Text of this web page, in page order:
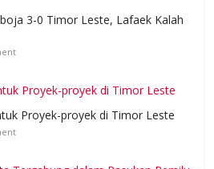
3-0 Timor Leste, Lafaek Kalah
Proyek-proyek di Timor Leste